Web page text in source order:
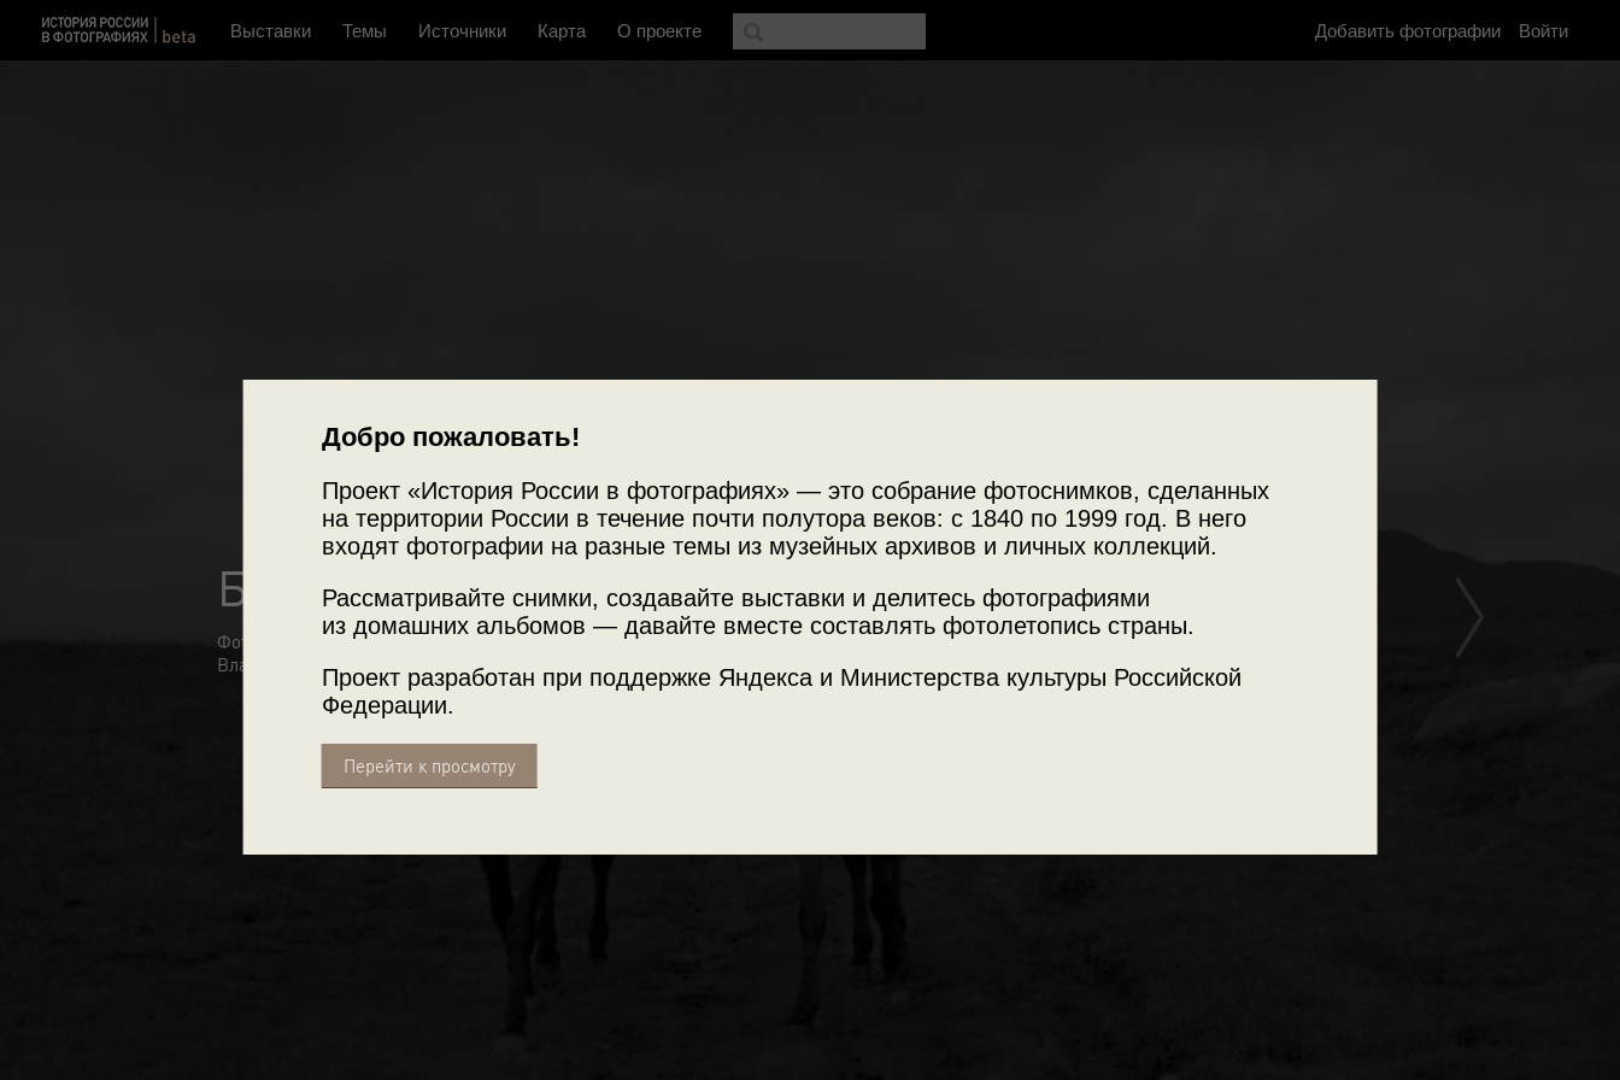
Добро пожаловать!
Проект «История России в фотографиях» — это собрание фотоснимков, сделанных
на территории России в течение почти полутора веков: с 1840 по 1999 год. В него
входят фотографии на разные темы из музейных архивов и личных коллекций.
Рассматривайте снимки, создавайте выставки и делитесь фотографиями
из домашних альбомов — давайте вместе составлять фотолетопись страны.
Проект разработан при поддержке Яндекса и Министерства культуры Российской
Федерации.
Перейти к просмотру
Выставки Темы Источники Карта О проекте Добавить фотографии Войти
Безмолвие Алтая
Фотографии из туристической поездки в Горно-Алтайскую автономную область от пользователя
Владимира Александровича Карлова, август 1989 года.